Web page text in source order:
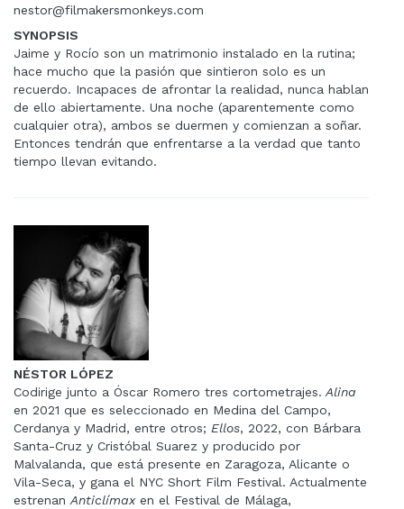
nestor@filmakersmonkeys.com
SYNOPSIS
Jaime y Rocío son un matrimonio instalado en la rutina;
hace mucho que la pasión que sintieron solo es un
recuerdo. Incapaces de afrontar la realidad, nunca hablan
de ello abiertamente. Una noche (aparentemente como
cualquier otra), ambos se duermen y comienzan a soñar.
Entonces tendrán que enfrentarse a la verdad que tanto
tiempo llevan evitando.
NÉSTOR LÓPEZ
Codirige junto a Óscar Romero tres cortometrajes. Alina
en 2021 que es seleccionado en Medina del Campo,
Cerdanya y Madrid, entre otros; Ellos, 2022, con Bárbara
Santa-Cruz y Cristóbal Suarez y producido por
Malvalanda, que está presente en Zaragoza, Alicante o
Vila-Seca, y gana el NYC Short Film Festival. Actualmente
estrenan Anticlímaxen el Festival de Málaga,